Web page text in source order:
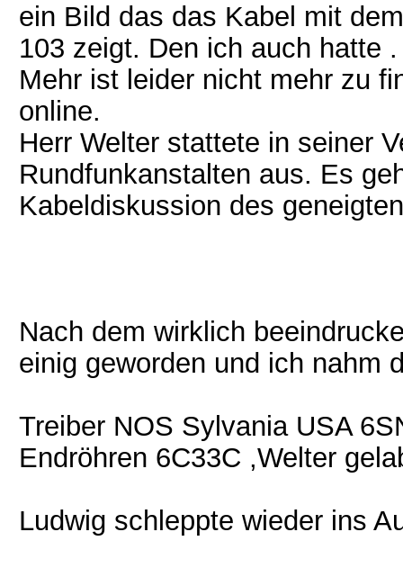
ein Bild das das Kabel mit
103 zeigt. Den ich auch hatte .
Mehr ist leider nicht mehr zu
online.
Herr Welter stattete in seiner
Rundfunkanstalten aus. Es
Kabeldiskussion des
Nach dem wirklich
einig geworden und ich nahm
Treiber NOS Sylvania USA
Endröhren 6C33C ,Welter
Ludwig schleppte wieder ins